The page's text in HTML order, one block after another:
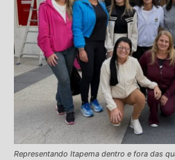
Representando Itapema dentro e fora das